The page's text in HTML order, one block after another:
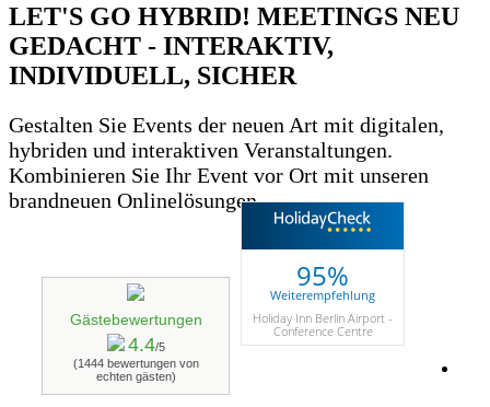
LET'S GO HYBRID! MEETINGS NEU
GEDACHT - INTERAKTIV,
INDIVIDUELL, SICHER
Gestalten Sie Events der neuen Art mit digitalen,
hybriden und interaktiven Veranstaltungen.
Kombinieren Sie Ihr Event vor Ort mit unseren
brandneuen Onlinelösungen.
Gästebewertungen
4.4/5
(1444 bewertungen von
echten gästen)
95%
Weiterempfehlung
Holiday Inn Berlin Airport -
Conference Centre